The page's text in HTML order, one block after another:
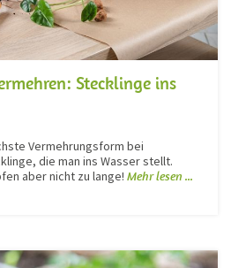
Stecklinge ins
Vermehrungsform bei
die man ins Wasser stellt.
aber nicht zu lange! Mehr lesen ...